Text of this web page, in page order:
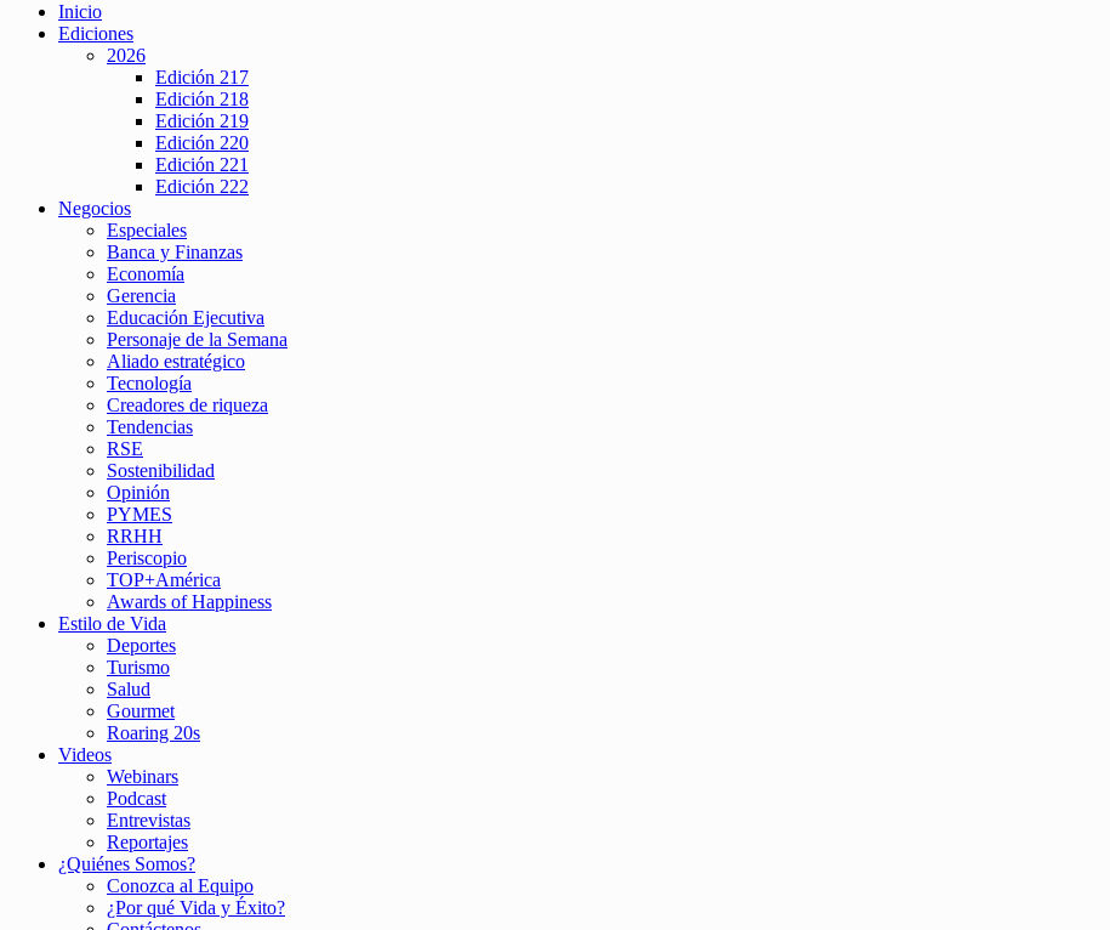
Inicio
Ediciones
2026
Edición 217
Edición 218
Edición 219
Edición 220
Edición 221
Edición 222
Negocios
Especiales
Banca y Finanzas
Economía
Gerencia
Educación Ejecutiva
Personaje de la Semana
Aliado estratégico
Tecnología
Creadores de riqueza
Tendencias
RSE
Sostenibilidad
Opinión
PYMES
RRHH
Periscopio
TOP+América
Awards of Happiness
Estilo de Vida
Deportes
Turismo
Salud
Gourmet
Roaring 20s
Videos
Webinars
Podcast
Entrevistas
Reportajes
¿Quiénes Somos?
Conozca al Equipo
¿Por qué Vida y Éxito?